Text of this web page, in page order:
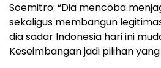
Soemitro: “Dia mencoba
sekaligus membangun
dia sadar Indonesia hari ini
Keseimbangan jadi pilihan